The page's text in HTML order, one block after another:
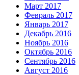
Март 2017
Февраль 2017
Январь 2017
Декабрь 2016
Ноябрь 2016
Октябрь 2016
Сентябрь 2016
Август 2016